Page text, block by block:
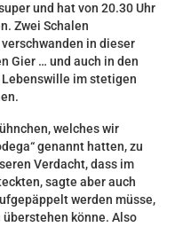
und hat von 20.30 Uhr
Zwei Schalen
in dieser
Gier … und auch in den
im stetigen
welches wir
genannt hatten, zu
Verdacht, dass im
sagte aber auch
werden müsse,
könne. Also